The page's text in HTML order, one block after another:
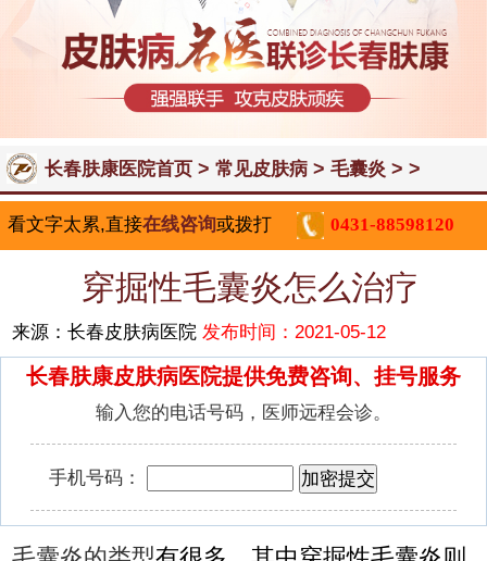
长春肤康医院首页> 常见皮肤病> 毛囊炎 > >
看文字太累,直接在线咨询或拨打 0431-88598120
穿掘性毛囊炎怎么治疗
来源：长春皮肤病医院发布时间：2021-05-12
长春肤康皮肤病医院提供免费咨询、挂号服务
输入您的电话号码，医师远程会诊。
手机号码：